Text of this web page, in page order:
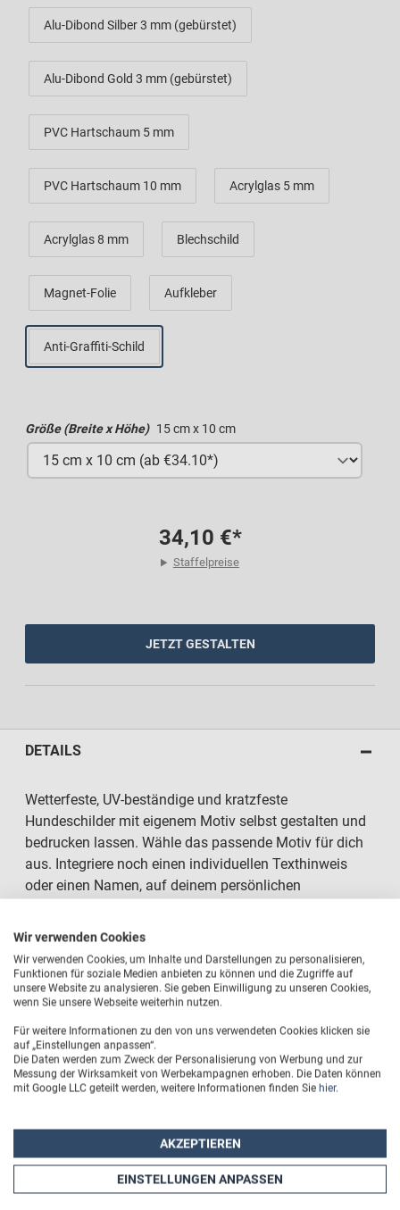
Alu-Dibond Silber 3 mm (gebürstet)
Alu-Dibond Gold 3 mm (gebürstet)
PVC Hartschaum 5 mm
PVC Hartschaum 10 mm Acrylglas 5 mm
Acrylglas 8 mm Blechschild
Magnet-Folie Aufkleber
Anti-Graffiti-Schild
Größe (Breite x Höhe) 15 cm x 10 cm
34,10 €*
Staffelpreise
JETZT GESTALTEN
DETAILS
Wetterfeste, UV-beständige und kratzfeste
Hundeschilder mit eigenem Motiv selbst gestalten und
bedrucken lassen. Wähle das passende Motiv für dich
aus. Integriere noch einen individuellen Texthinweis
oder einen Namen, auf deinem persönlichen
brillanten Druckqualität im Direktdruckverfahren.
Hundeschilder mit eigenem Motiv
Eigene Texthinweise oder Namen integrierbar
Brillante Druckqualität im Direktdruck
Wetterfest, UV-beständig und kratzfest
Große Materialvielfalt
Wir verwenden Cookies
Wir verwenden Cookies, um Inhalte und Darstellungen zu personalisieren,
Funktionen für soziale Medien anbieten zu können und die Zugriffe auf
unsere Website zu analysieren. Sie geben Einwilligung zu unseren Cookies,
wenn Sie unsere Webseite weiterhin nutzen.
Für weitere Informationen zu den von uns verwendeten Cookies klicken sie
auf „Einstellungen anpassen“.
Die Daten werden zum Zweck der Personalisierung von Werbung und zur
Messung der Wirksamkeit von Werbekampagnen erhoben. Die Daten können
mit Google LLC geteilt werden, weitere Informationen finden Sie hier.
AKZEPTIEREN
EINSTELLUNGEN ANPASSEN